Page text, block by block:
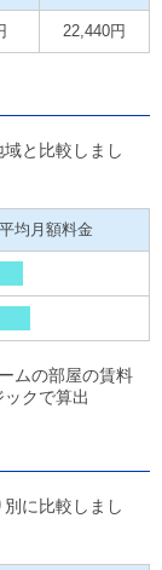
22,440円
と比較しまし
平均月額料金
ムの部屋の賃料
クで算出
に比較しまし